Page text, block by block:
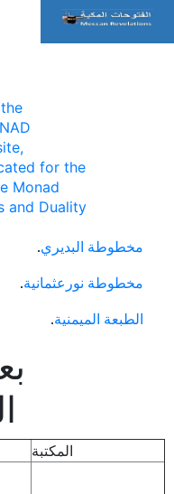
for the
Monad
and Duality
مخطوطة البديري.
مخطوطة نورعثمانية.
الطبعة الميمنية.
المكتبة